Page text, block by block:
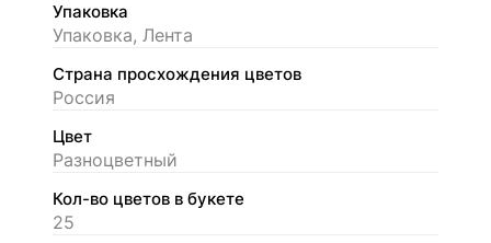
Упаковка
Упаковка, Лента
Страна просхождения цветов
Россия
Цвет
Разноцветный
Кол-во цветов в букете
25